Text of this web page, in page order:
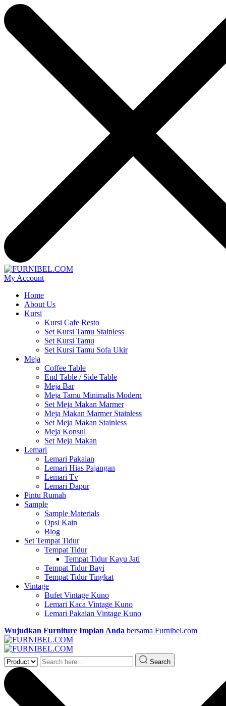
My Account
Home
About Us
Kursi
Kursi Cafe Resto
Set Kursi Tamu Stainless
Set Kursi Tamu
Set Kursi Tamu Sofa Ukir
Meja
Coffee Table
End Table / Side Table
Meja Bar
Meja Tamu Minimalis Modern
Set Meja Makan Marmer
Meja Makan Marmer Stainless
Set Meja Makan Stainless
Meja Konsul
Set Meja Makan
Lemari
Lemari Pakaian
Lemari Hias Pajangan
Lemari Tv
Lemari Dapur
Pintu Rumah
Sample
Sample Materials
Opsi Kain
Blog
Set Tempat Tidur
Tempat Tidur
Tempat Tidur Kayu Jati
Tempat Tidur Bayi
Tempat Tidur Tingkat
Vintage
Bufet Vintage Kuno
Lemari Kaca Vintage Kuno
Lemari Pakaian Vintage Kuno
Wujudkan Furniture Impian Anda bersama Furnibel.com
Search